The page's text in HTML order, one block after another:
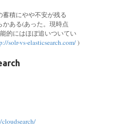
蓄積にやや不安が残る
ある(あった。現時点
的にはほぼ追いついてい
solr-vs-elasticsearch.com/)